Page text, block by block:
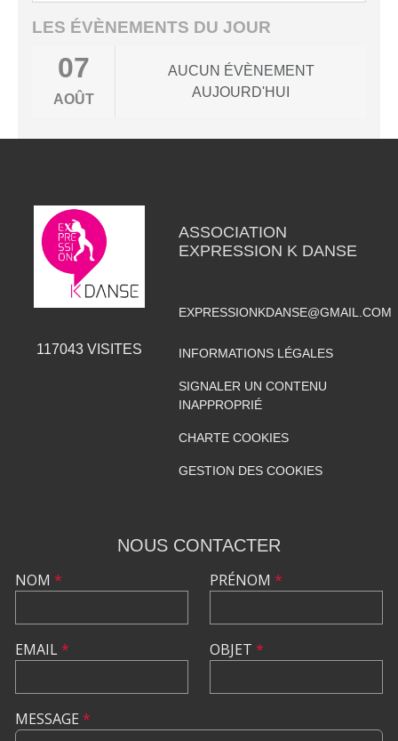
LES ÉVÈNEMENTS DU JOUR
07
AOÛT
AUCUN ÉVÈNEMENT
AUJOURD'HUI
117043VISITES
ASSOCIATION
EXPRESSION K DANSE
EXPRESSIONKDANSE@GMAIL.COM
INFORMATIONS LÉGALES
SIGNALER UN CONTENU
INAPPROPRIÉ
CHARTE COOKIES
GESTION DES COOKIES
NOUS CONTACTER
NOM *
EMAIL*
PRÉNOM *
OBJET *
MESSAGE *